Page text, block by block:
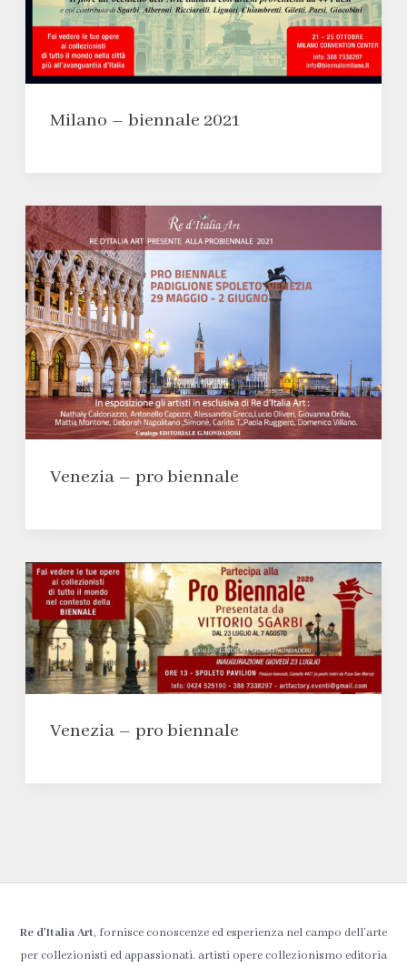
Milano – biennale 2021
Venezia – pro biennale
Venezia – pro biennale
Re d’Italia Art, fornisce conoscenze ed esperienza nel campo dell’arte
per collezionisti ed appassionati. artisti opere collezionismo editoria